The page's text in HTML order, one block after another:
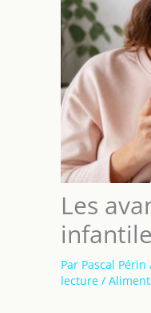
Les
Par Pascal Périn
lecture /